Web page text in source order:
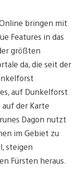
bringen mit
Features in das
größten
da, die seit der
auf Dunkelforst
der Karte
Dagon nutzt
im Gebiet zu
steigen
Fürsten heraus.